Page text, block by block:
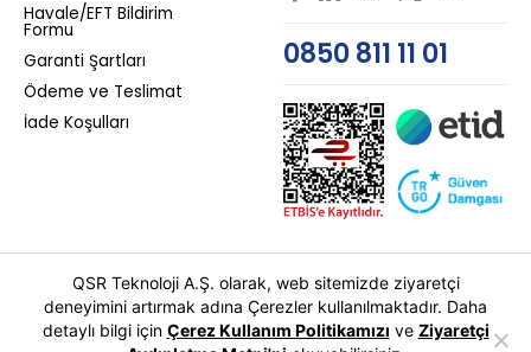
Havale/EFT Bildirim
Formu
Garanti Şartları
Ödeme ve Teslimat
İade Koşulları
0850 811 11 01
QSR Teknoloji A.Ş. olarak, web sitemizde ziyaretçi
deneyimini artırmak adına Çerezler kullanılmaktadır. Daha
detaylı bilgi için Çerez Kullanım Politikamızı ve Ziyaretçi